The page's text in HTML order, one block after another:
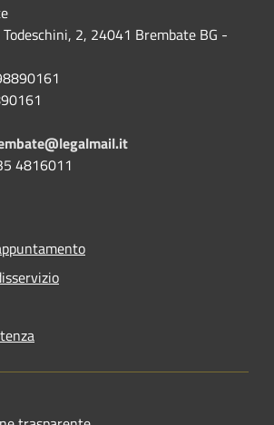
2, 24041 Brembate BG -
4816011